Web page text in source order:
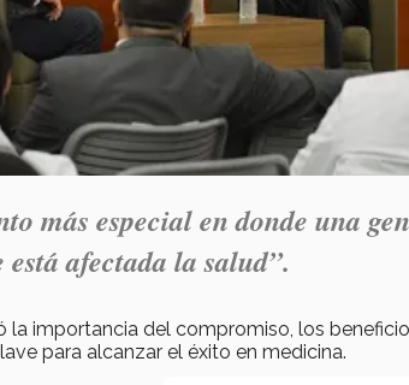
más especial en donde una
afectada la salud”.
la importancia del compromiso, los
para alcanzar el éxito en medicina.